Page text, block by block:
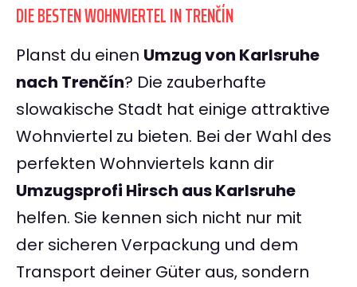
DIE BESTEN WOHNVIERTEL IN TRENČÍN
Planst du einen Umzug von Karlsruhe
nach Trenčín? Die zauberhafte
slowakische Stadt hat einige attraktive
Wohnviertel zu bieten. Bei der Wahl des
perfekten Wohnviertels kann dir
Umzugsprofi Hirsch aus Karlsruhe
helfen. Sie kennen sich nicht nur mit
der sicheren Verpackung und dem
Transport deiner Güter aus, sondern